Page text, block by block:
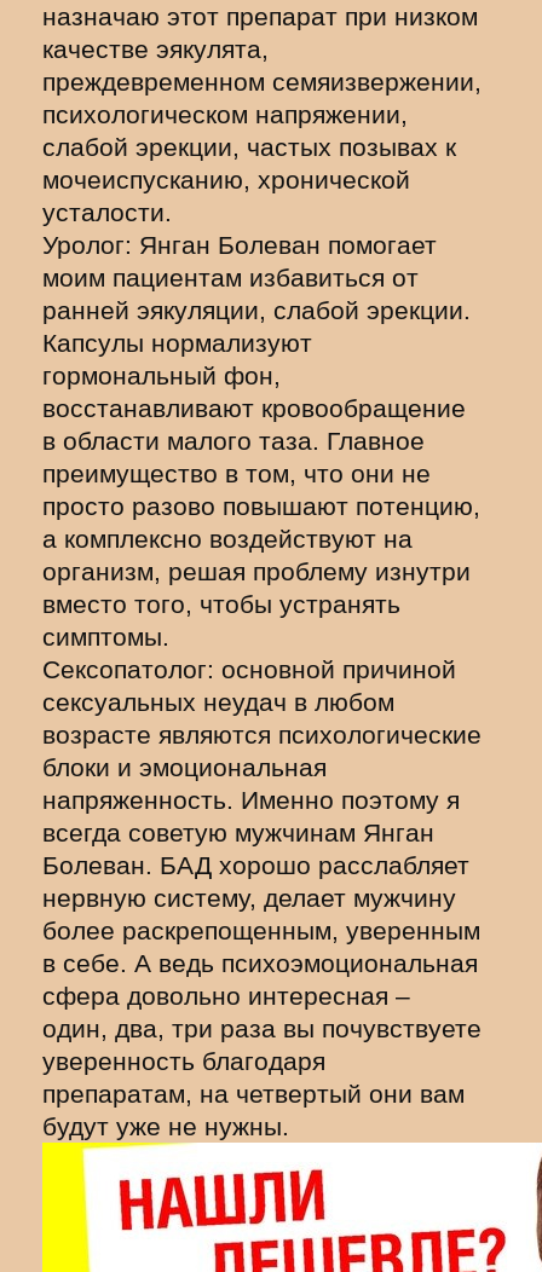
назначаю этот препарат при низком
качестве эякулята,
преждевременном семяизвержении,
психологическом напряжении,
слабой эрекции, частых позывах к
мочеиспусканию, хронической
усталости.
Уролог: Янган Болеван помогает
моим пациентам избавиться от
ранней эякуляции, слабой эрекции.
Капсулы нормализуют
гормональный фон,
восстанавливают кровообращение
в области малого таза. Главное
преимущество в том, что они не
просто разово повышают потенцию,
а комплексно воздействуют на
организм, решая проблему изнутри
вместо того, чтобы устранять
симптомы.
Сексопатолог: основной причиной
сексуальных неудач в любом
возрасте являются психологические
блоки и эмоциональная
напряженность. Именно поэтому я
всегда советую мужчинам Янган
Болеван. БАД хорошо расслабляет
нервную систему, делает мужчину
более раскрепощенным, уверенным
в себе. А ведь психоэмоциональная
сфера довольно интересная –
один, два, три раза вы почувствуете
уверенность благодаря
препаратам, на четвертый они вам
будут уже не нужны.